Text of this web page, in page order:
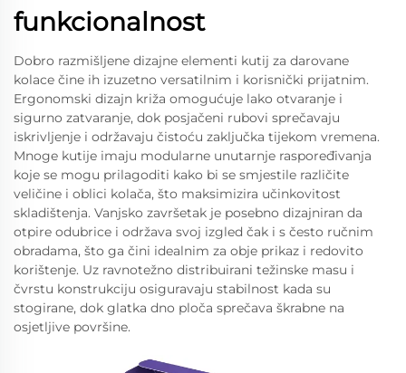
funkcionalnost
Dobro razmišljene dizajne elementi kutij za darovane
kolace čine ih izuzetno versatilnim i korisnički prijatnim.
Ergonomski dizajn križa omogućuje lako otvaranje i
sigurno zatvaranje, dok posjačeni rubovi sprečavaju
iskrivljenje i održavaju čistoću zaključka tijekom vremena.
Mnoge kutije imaju modularne unutarnje raspoređivanja
koje se mogu prilagoditi kako bi se smjestile različite
veličine i oblici kolača, što maksimizira učinkovitost
skladištenja. Vanjsko završetak je posebno dizajniran da
otpire odubrice i održava svoj izgled čak i s često ručnim
obradama, što ga čini idealnim za obje prikaz i redovito
korištenje. Uz ravnotežno distribuirani težinske masu i
čvrstu konstrukciju osiguravaju stabilnost kada su
stogirane, dok glatka dno ploča sprečava škrabne na
osjetljive površine.